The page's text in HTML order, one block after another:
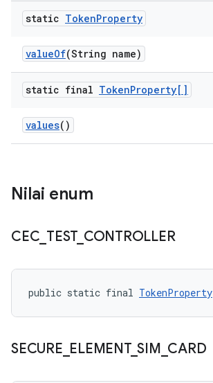
static TokenProperty
valueOf(String name)
static final TokenProperty[]
values()
Nilai enum
CEC TEST_ CONTROLLER
public static final TokenProperty
SECURE ELEMENT_SIM CARD